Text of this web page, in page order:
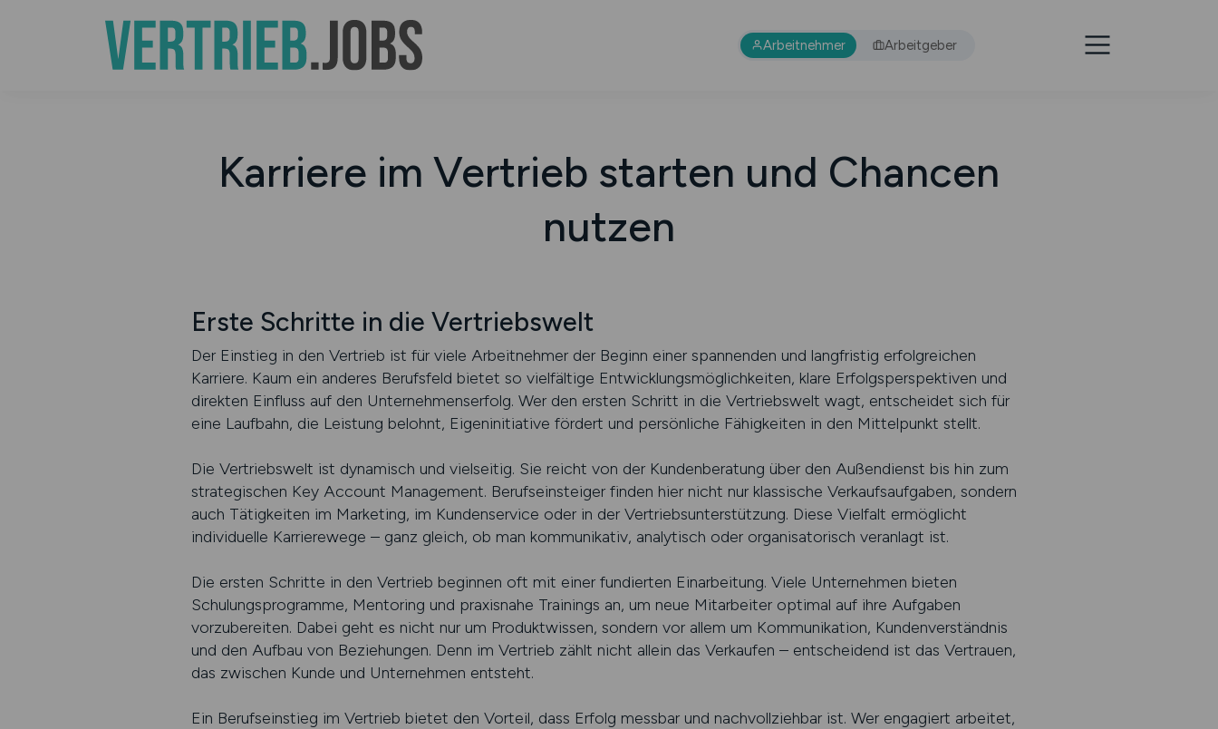
Arbeitnehmer Arbeitgeber
Karriere im Vertrieb starten und Chancen
nutzen
Erste Schritte in die Vertriebswelt
Der Einstieg in den Vertrieb ist für viele Arbeitnehmer der Beginn einer spannenden und langfristig erfolgreichen
Karriere. Kaum ein anderes Berufsfeld bietet so vielfältige Entwicklungsmöglichkeiten, klare Erfolgsperspektiven und
direkten Einfluss auf den Unternehmenserfolg. Wer den ersten Schritt in die Vertriebswelt wagt, entscheidet sich für
eine Laufbahn, die Leistung belohnt, Eigeninitiative fördert und persönliche Fähigkeiten in den Mittelpunkt stellt.
Die Vertriebswelt ist dynamisch und vielseitig. Sie reicht von der Kundenberatung über den Außendienst bis hin zum
strategischen Key Account Management. Berufseinsteiger finden hier nicht nur klassische Verkaufsaufgaben, sondern
auch Tätigkeiten im Marketing, im Kundenservice oder in der Vertriebsunterstützung. Diese Vielfalt ermöglicht
individuelle Karrierewege – ganz gleich, ob man kommunikativ, analytisch oder organisatorisch veranlagt ist.
Die ersten Schritte in den Vertrieb beginnen oft mit einer fundierten Einarbeitung. Viele Unternehmen bieten
Schulungsprogramme, Mentoring und praxisnahe Trainings an, um neue Mitarbeiter optimal auf ihre Aufgaben
vorzubereiten. Dabei geht es nicht nur um Produktwissen, sondern vor allem um Kommunikation, Kundenverständnis
und den Aufbau von Beziehungen. Denn im Vertrieb zählt nicht allein das Verkaufen – entscheidend ist das Vertrauen,
das zwischen Kunde und Unternehmen entsteht.
Ein Berufseinstieg im Vertrieb bietet den Vorteil, dass Erfolg messbar und nachvollziehbar ist. Wer engagiert arbeitet,